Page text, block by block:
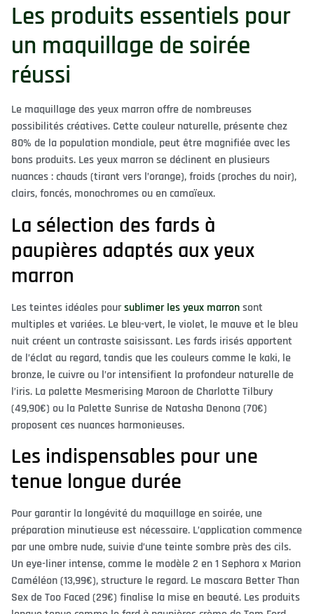
Les produits essentiels pour
un maquillage de soirée
réussi
Le maquillage des yeux marron offre de nombreuses
possibilités créatives. Cette couleur naturelle, présente chez
80% de la population mondiale, peut être magnifiée avec les
bons produits. Les yeux marron se déclinent en plusieurs
nuances : chauds (tirant vers l’orange), froids (proches du noir),
clairs, foncés, monochromes ou en camaïeux.
La sélection des fards à
paupières adaptés aux yeux
marron
Les teintes idéales poursublimer les yeux marronsont
multiples et variées. Le bleu-vert, le violet, le mauve et le bleu
nuit créent un contraste saisissant. Les fards irisés apportent
de l’éclat au regard, tandis que les couleurs comme le kaki, le
bronze, le cuivre ou l’or intensifient la profondeur naturelle de
l’iris. La palette Mesmerising Maroon de Charlotte Tilbury
(49,90€) ou la Palette Sunrise de Natasha Denona (70€)
proposent ces nuances harmonieuses.
Les indispensables pour une
tenue longue durée
Pour garantir la longévité du maquillage en soirée, une
préparation minutieuse est nécessaire. L’application commence
par une ombre nude, suivie d’une teinte sombre près des cils.
Un eye-liner intense, comme le modèle 2 en 1 Sephora x Marion
Caméléon (13,99€), structure le regard. Le mascara Better Than
Sex de Too Faced (29€) finalise la mise en beauté. Les produits